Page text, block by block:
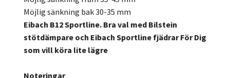
Möjlig sänkning bak 30-35 mm
Eibach B12 Sportline. Bra val med Bilstein
stötdämpare och Eibach Sportline fjädrar För Dig
som vill köra lite lägre
Noteringar